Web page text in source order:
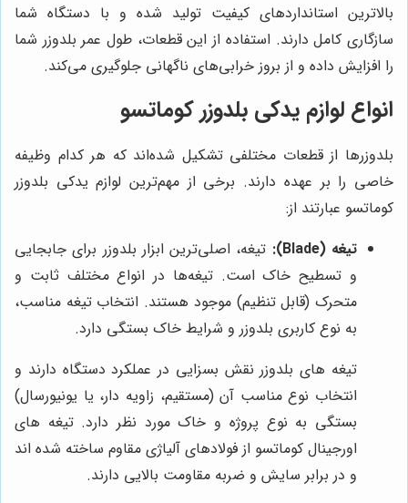
بالاترین استانداردهای کیفیت تولید شده و با دستگاه شما
سازگاری کامل دارند. استفاده از این قطعات، طول عمر بلدوزر شما
را افزایش داده و از بروز خرابی‌های ناگهانی جلوگیری می‌کند.
انواع لوازم یدکی بلدوزر کوماتسو
بلدوزرها از قطعات مختلفی تشکیل شده‌اند که هر کدام وظیفه
خاصی را بر عهده دارند. برخی از مهم‌ترین لوازم یدکی بلدوزر
کوماتسو عبارتند از:
تیغه (Blade):
تیغه، اصلی‌ترین ابزار بلدوزر برای جابجایی
و تسطیح خاک است. تیغه‌ها در انواع مختلف ثابت و
متحرک (قابل تنظیم) موجود هستند. انتخاب تیغه مناسب،
به نوع کاربری بلدوزر و شرایط خاک بستگی دارد.
تیغه های بلدوزر نقش بسزایی در عملکرد دستگاه دارند و
انتخاب نوع مناسب آن (مستقیم، زاویه دار، یا یونیورسال)
بستگی به نوع پروژه و خاک مورد نظر دارد. تیغه های
اورجینال کوماتسو از فولادهای آلیاژی مقاوم ساخته شده اند
و در برابر سایش و ضربه مقاومت بالایی دارند.